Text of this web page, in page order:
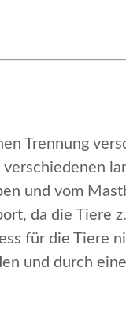
Trennung
und vom
da die Tiere
für die Tiere
und durch